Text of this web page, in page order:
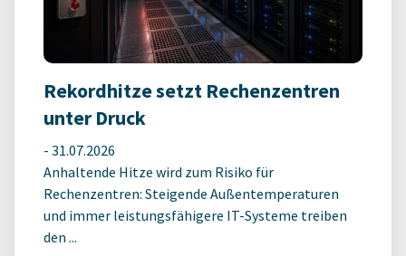
Rekordhitze setzt Rechenzentren
unter Druck
- 31.07.2026
Anhaltende Hitze wird zum Risiko für
Rechenzentren: Steigende Außentemperaturen
und immer leistungsfähigere IT-Systeme treiben
den ...